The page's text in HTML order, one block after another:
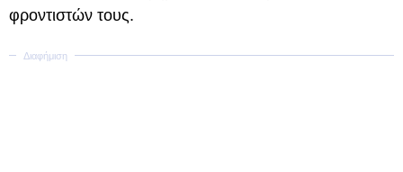
φροντιστών τους.